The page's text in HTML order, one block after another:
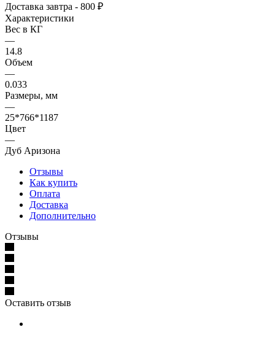
Доставка завтра - 800 ₽
Характеристики
Вес в КГ
—
14.8
Объем
—
0.033
Размеры, мм
—
25*766*1187
Цвет
—
Дуб Аризона
Отзывы
Как купить
Оплата
Доставка
Дополнительно
Отзывы
Оставить отзыв